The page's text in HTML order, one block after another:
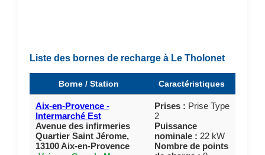
Liste des bornes de recharge à Le Tholonet
Borne / Station Caractéristiques
Aix-en-Provence -
Intermarché Est
Avenue des infirmeries
Quartier Saint Jérome,
13100 Aix-en-Provence
Prises : Prise Type
2
Puissance
nominale : 22 kW
Nombre de points